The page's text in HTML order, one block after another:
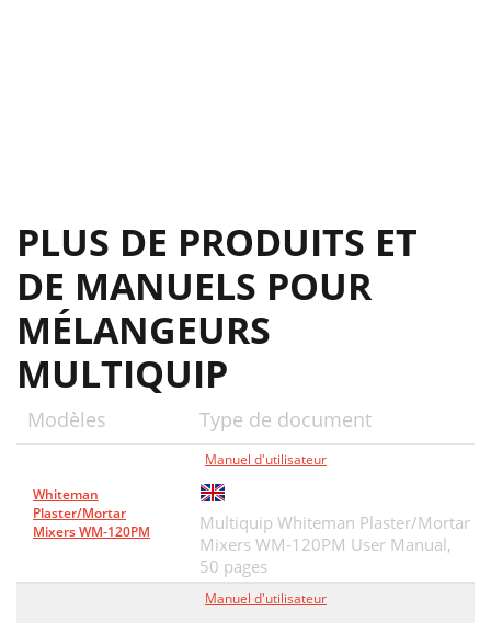
PLUS DE PRODUITS ET
DE MANUELS POUR
MÉLANGEURS
MULTIQUIP
Modèles Type de document
Whiteman
Plaster/Mortar
Mixers WM-120PM
Manuel d'utilisateur
Multiquip Whiteman Plaster/Mortar
Mixers WM-120PM User Manual,
50 pages
Manuel d'utilisateur